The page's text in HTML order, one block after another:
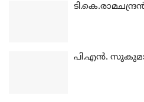
പി.എന്‍.